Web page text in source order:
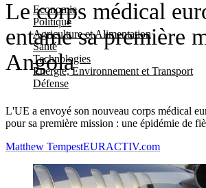
Economie
Politique
Agriculture et Alimentation
Santé
Technologies
Energie, Environnement et Transport
Défense
Le corps médical
entame sa première
Angola
L'UE a envoyé son nouveau corps médical
pour sa première mission : une épidémie de
Matthew TempestEURACTIV.com